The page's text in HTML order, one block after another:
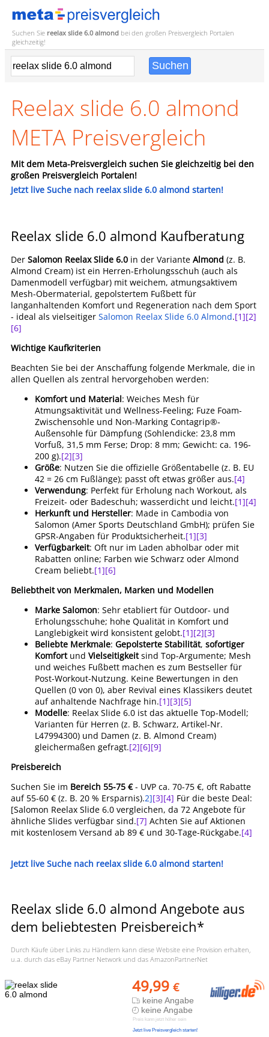
Suchen Sie reelax slide 6.0 almond bei den großen Preisvergleich Portalen
gleichzeitig!
Reelax slide 6.0 almond
META Preisvergleich
Mit dem Meta-Preisvergleich suchen Sie gleichzeitig bei den
großen Preisvergleich Portalen!
Jetzt live Suche nach reelax slide 6.0 almond starten!
Reelax slide 6.0 almond Kaufberatung
Der Salomon Reelax Slide 6.0 in der Variante Almond (z. B.
Almond Cream) ist ein Herren-Erholungsschuh (auch als
Damenmodell verfügbar) mit weichem, atmungsaktivem
Mesh-Obermaterial, gepolstertem Fußbett für
langanhaltenden Komfort und Regeneration nach dem Sport
- ideal als vielseitiger Salomon Reelax Slide 6.0 Almond.[1][2]
[6]
Wichtige Kaufkriterien
Beachten Sie bei der Anschaffung folgende Merkmale, die in
allen Quellen als zentral hervorgehoben werden:
Komfort und Material: Weiches Mesh für
Atmungsaktivität und Wellness-Feeling; Fuze Foam-
Zwischensohle und Non-Marking Contagrip®-
Außensohle für Dämpfung (Sohlendicke: 23,8 mm
Vorfuß, 31,5 mm Ferse; Drop: 8 mm; Gewicht: ca. 196-
200 g).[2][3]
Größe: Nutzen Sie die offizielle Größentabelle (z. B. EU
42 = 26 cm Fußlänge); passt oft etwas größer aus.[4]
Verwendung: Perfekt für Erholung nach Workout, als
Freizeit- oder Badeschuh; wasserdicht und leicht.[1][4]
Herkunft und Hersteller: Made in Cambodia von
Salomon (Amer Sports Deutschland GmbH); prüfen Sie
GPSR-Angaben für Produktsicherheit.[1][3]
Verfügbarkeit: Oft nur im Laden abholbar oder mit
Rabatten online; Farben wie Schwarz oder Almond
Cream beliebt.[1][6]
Beliebtheit von Merkmalen, Marken und Modellen
Marke Salomon: Sehr etabliert für Outdoor- und
Erholungsschuhe; hohe Qualität in Komfort und
Langlebigkeit wird konsistent gelobt.[1][2][3]
Beliebte Merkmale: Gepolsterte Stabilität, sofortiger
Komfortund Vielseitigkeitsind Top-Argumente; Mesh
und weiches Fußbett machen es zum Bestseller für
Post-Workout-Nutzung. Keine Bewertungen in den
Quellen (0 von 0), aber Revival eines Klassikers deutet
auf anhaltende Nachfrage hin.[1][3][5]
Modelle: Reelax Slide 6.0 ist das aktuelle Top-Modell;
Varianten für Herren (z. B. Schwarz, Artikel-Nr.
L47994300) und Damen (z. B. Almond Cream)
gleichermaßen gefragt.[2][6][9]
Preisbereich
Suchen Sie im Bereich 55-75 €- UVP ca. 70-75 €, oft Rabatte
auf 55-60 € (z. B. 20 % Ersparnis).2][3][4] Für die beste Deal:
[Salomon Reelax Slide 6.0 vergleichen, da 72 Angebote für
ähnliche Slides verfügbar sind.[7] Achten Sie auf Aktionen
mit kostenlosem Versand ab 89 € und 30-Tage-Rückgabe.[4]
Jetzt live Suche nach reelax slide 6.0 almond starten!
Reelax slide 6.0 almond Angebote aus
dem beliebtesten Preisbereich*
Durch Käufe über Links zu Händlern kann diese Website eine Provision erhalten,
u.a. durch das eBay Partner Network und das AmazonPartnerNet
49,99 €
keine Angabe
keine Angabe
Preis kann jetzt höher sein
Jetzt live Preisvergleich starten!